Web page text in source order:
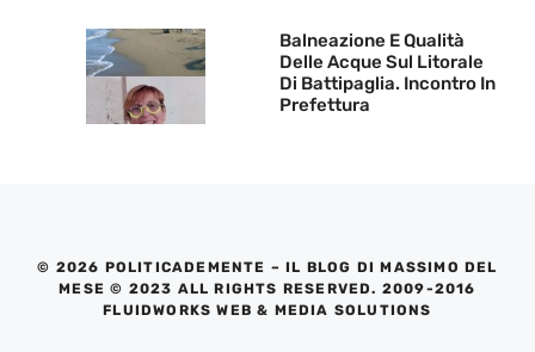
Balneazione E Qualità
Delle Acque Sul Litorale
Di Battipaglia. Incontro In
Prefettura
© 2026 POLITICADEMENTE – IL BLOG DI MASSIMO DEL
MESE © 2023 ALL RIGHTS RESERVED. 2009-2016
FLUIDWORKS WEB & MEDIA SOLUTIONS